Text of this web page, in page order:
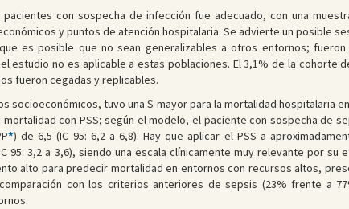
con sospecha de infección fue adecuado, con una
y puntos de atención hospitalaria. Se advierte un posible
es posible que no sean generalizables a otros entornos; fueron
no es aplicable a estas poblaciones. El 3,1% de la cohorte
fueron cegadas y replicables.
socioeconómicos, tuvo una S mayor para la mortalidad hospitalaria
con PSS; según el modelo, el paciente con sospecha de
*) de 6,5 (IC 95: 6,2 a 6,8). Hay que aplicar el PSS a
3,2 a 3,6), siendo una escala clínicamente muy relevante por su
alto para predecir mortalidad en entornos con recursos altos,
con los criterios anteriores de sepsis (23% frente a